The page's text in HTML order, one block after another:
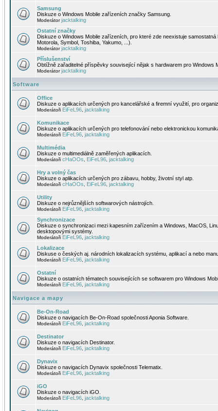
Samsung
Diskuze o Windows Mobile zařízeních značky Samsung.
Moderátorjacktalking
Ostatní značky
Diskuze o Windows Mobile zařízeních, pro které zde neexistuje
Motorola, Symbol, Toshiba, Yakumo, ...).
Moderátorjacktalking
Příslušenství
Obtížně zařaditelné příspěvky související nějak s hardwarem pro Windows
Moderátorjacktalking
Software
Office
Diskuze o aplikacích určených pro kancelářské a firemní využití, pro
Moderátoři EiFeL96 jacktalking
Komunikace
Diskuze o aplikacích určených pro telefonování nebo elektronickou
Moderátoři EiFeL96 jacktalking
Multimédia
Diskuze o multimediálně zaměřených aplikacích.
Moderátoři cHaOOs EiFeL96 jacktalking
Hry a volný čas
Diskuze o aplikacích určených pro zábavu, hobby, životní styl atp.
Moderátoři cHaOOs EiFeL96 jacktalking
Utility
Diskuze o nejrůznějších softwarových nástrojích.
Moderátoři EiFeL96 jacktalking
Synchronizace
Diskuze o synchronizaci mezi kapesním zařízením a Windows, MacOS,
desktopovými systémy.
Moderátoři EiFeL96 jacktalking
Lokalizace
Diskuse o českých aj. národních lokalizacích systému, aplikací a nebo
Moderátoři EiFeL96 jacktalking
Ostatní
Diskuze o ostatních tématech souvisejících se softwarem pro Windows
Moderátoři EiFeL96 jacktalking
Navigace a mapy
Be-On-Road
Diskuze o navigacích Be-On-Road společnosti Aponia Software.
Moderátoři EiFeL96 jacktalking
Destinator
Diskuze o navigacích Destinator.
Moderátoři EiFeL96 jacktalking
Dynavix
Diskuze o navigacích Dynavix společnosti Telematix.
Moderátoři EiFeL96 jacktalking
iGO
Diskuze o navigacích iGO.
Moderátoři EiFeL96 jacktalking